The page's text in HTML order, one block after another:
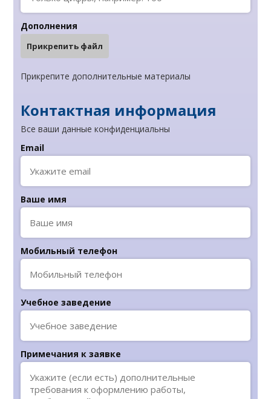
Дополнения
Прикрепить файл
Прикрепите дополнительные материалы
Контактная информация
Все ваши данные конфиденциальны
Email
Ваше имя
Мобильный телефон
Учебное заведение
Примечания к заявке